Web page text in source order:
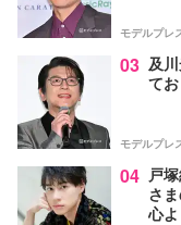
モデルプレ
03 及
て
モデルプレ
04 戸
さ
心